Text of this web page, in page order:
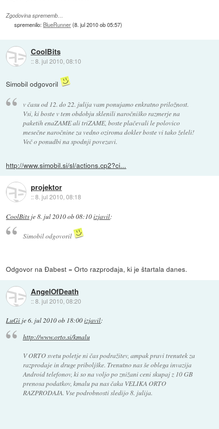
Zgodovina sprememb…
spremenilo: BlueRunner(8. jul 2010 ob 05:57)
CoolBits
::8. jul 2010, 08:10
Simobil odgovoril
v času od 12. do 22. julija vam ponujamo enkratno priložnost.
Vsi, ki boste v tem obdobju sklenili naročniško razmerje na
paketih enaZAME ali triZAME, boste plačevali le polovico
mesečne naročnine za vedno oziroma dokler boste vi tako želeli!
Več o ponudbi na spodnji povezavi.
http://www.simobil.si/sl/actions.cp2?ci...
projektor
::8. jul 2010, 08:18
CoolBits je8. jul 2010 ob 08:10izjavil:
Simobil odgovoril
Odgovor na Đabest = Orto razprodaja, ki je štartala danes.
AngelOfDeath
::8. jul 2010, 08:20
LuGi je6. jul 2010 ob 18:00izjavil:
http://www.orto.si/kmalu
V ORTO svetu poletje ni čas podražitev, ampak pravi trenutek za
razprodaje in druge priboljške. Trenutno nas še oblega invazija
Android telefonov, ki so na voljo po znižani ceni skupaj z 10 GB
prenosa podatkov, kmalu pa nas čaka VELIKA ORTO
RAZPRODAJA. Vse podrobnosti sledijo 8. julija.